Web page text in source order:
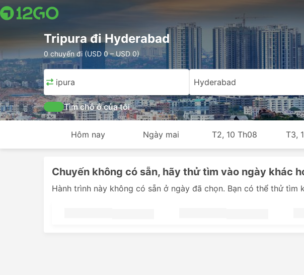
Tripura đi Hyderabad
0 chuyến đi (USD 0 – USD 0)
Tripura Hyderabad
Tìm chỗ ở của tôi
Hôm nay Ngày mai T2, 10 Th08 T3,
Chuyến không có sẵn, hãy thử tìm vào ngày khác
Hành trình này không có sẵn ở ngày đã chọn. Bạn có thể thử